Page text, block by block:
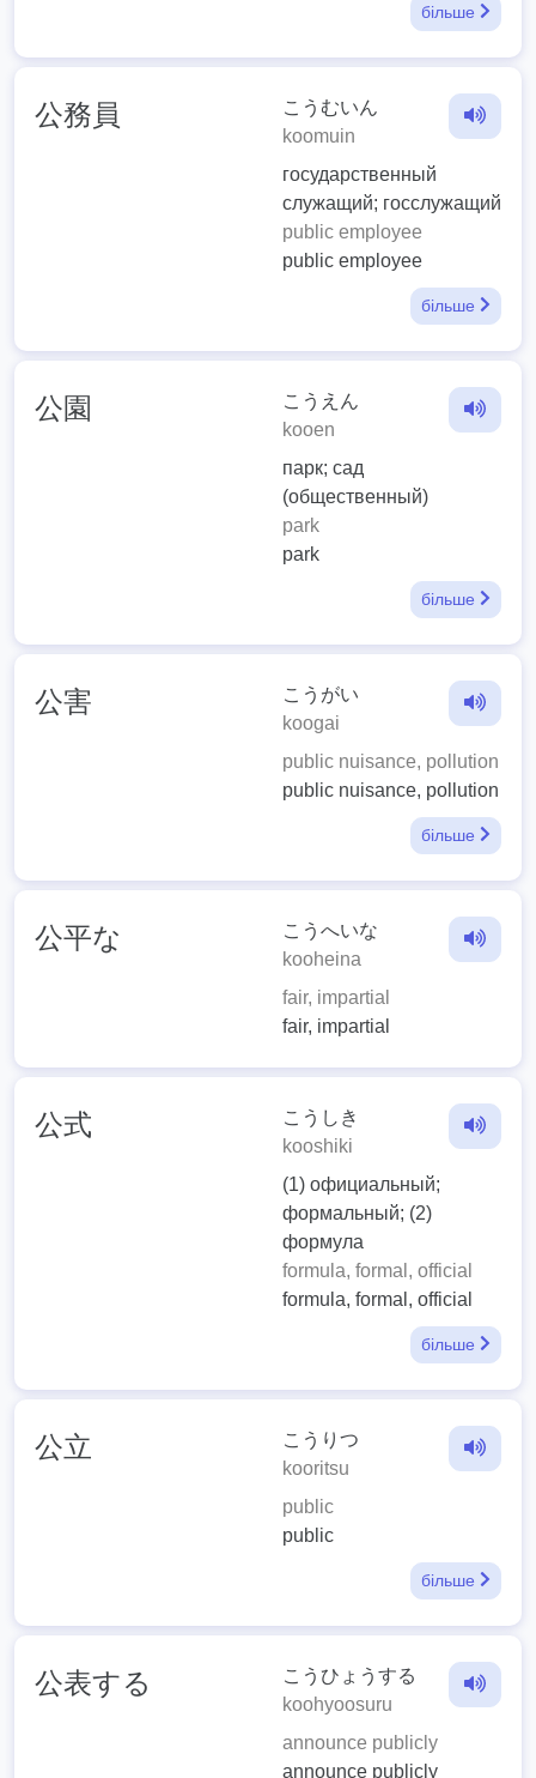
більше
公務員
こうむいん
koomuin
государственный
служащий; госслужащий
public employee
public employee
більше
公園
こうえん
kooen
парк; сад
(общественный)
park
park
більше
公害
こうがい
koogai
public nuisance, pollution
public nuisance, pollution
більше
公平な
こうへいな
kooheina
fair, impartial
fair, impartial
公式
こうしき
kooshiki
(1) официальный;
формальный; (2)
формула
formula, formal, official
formula, formal, official
більше
公立
こうりつ
kooritsu
public
public
більше
公表する
こうひょうする
koohyoosuru
announce publicly
announce publicly